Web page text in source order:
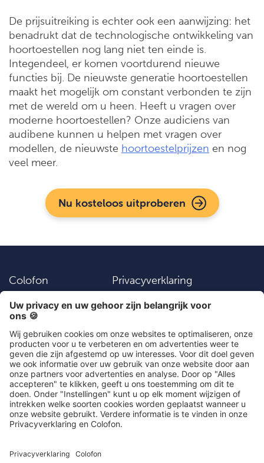
De prijsuitreiking is echter ook een aanwijzing: het
benadrukt dat de technologische ontwikkeling van
hoortoestellen nog lang niet ten einde is.
Integendeel, er komen voortdurend nieuwe
functies bij. De nieuwste generatie hoortoestellen
maakt het mogelijk om constant verbonden te zijn
met de wereld om u heen. Heeft u vragen over
moderne hoortoestellen? Onze audiciens van
audibene kunnen u helpen met vragen over
modellen, de nieuwste hoortoestelprijzen en nog
veel meer.
Nu kosteloos uitproberen
Colofon
Privacyverklaring
Vacatures
Instellingen
Contact
voorwaarden
Social Media
030 203 01 41